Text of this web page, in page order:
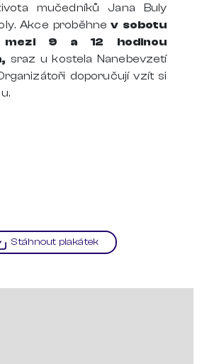
mučedníků Jana Buly
Akce proběhne v sobotu
mezi 9 a 12 hodinou
sraz u kostela Nanebevzetí
doporučují vzít si
Stáhnout plakátek